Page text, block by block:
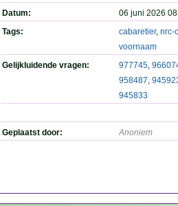
Datum:
06 juni 2026
Tags:
cabaretier, nrc-
voornaam
Gelijkluidende vragen:
977745,
958487,
945833
Geplaatst door: Anoniem